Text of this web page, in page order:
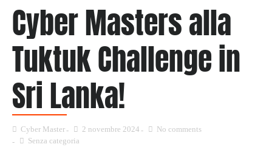
Cyber Masters alla
Tuktuk Challenge in
Sri Lanka!
Cyber Master 2 novembre 2024
No comments
Senza categoria